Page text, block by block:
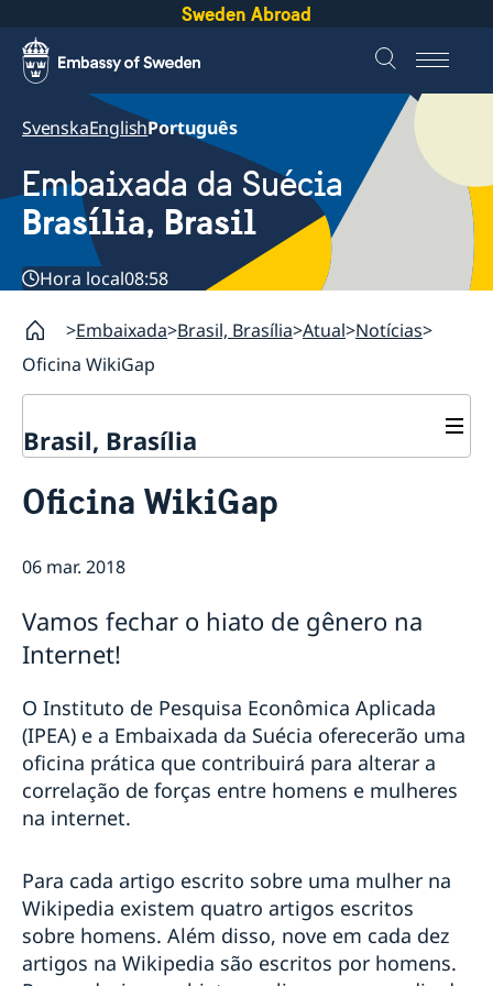
Sweden Abroad
SvenskaEnglishPortuguês
Embaixada da Suécia
Brasília, Brasil
Hora local08:58
Embaixada Brasil, Brasília Atual Notícias
Oficina WikiGap
Brasil, Brasília
Equipe da embaixada
Suécia em Brasília
Atual
Ministro para Defesa Civil da Suécia visita o Brasil em
agenda oficial
Eventos para estudantes em 2026
os países
Novidades sobre o número de coordenação
Sobre vagas na Embaixada da Suécia em Brasilia
NOTA OFICIAL
Rio de Janeiro tem novo Consul-Geral Honorário da
Suécia
Evento online Semanas de Inovação Suécia-Brasil
discute negócios sustentáveis
Comandante da Força Aérea da Suécia é
condecorado com a Ordem do Mérito Aeronáutico
Suécia aumenta sua contribuição para a ação
Oficina WikiGap
06 mar. 2018
Vamos fechar o hiato de gênero na
Internet!
O Instituto de Pesquisa Econômica Aplicada
(IPEA) e a Embaixada da Suécia oferecerão uma
oficina prática que contribuirá para alterar a
correlação de forças entre homens e mulheres
na internet.
Para cada artigo escrito sobre uma mulher na
Wikipedia existem quatro artigos escritos
sobre homens. Além disso, nove em cada dez
artigos na Wikipedia são escritos por homens.